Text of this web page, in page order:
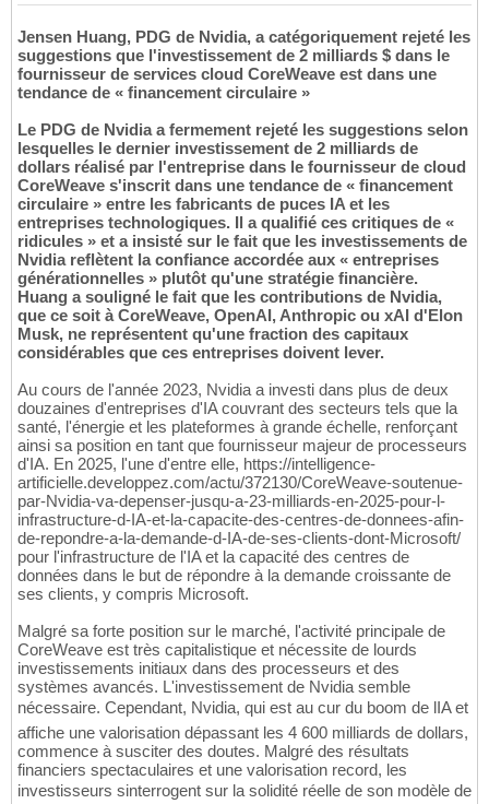
Jensen Huang, PDG de Nvidia, a catégoriquement rejeté les
suggestions que l'investissement de 2 milliards $ dans le
fournisseur de services cloud CoreWeave est dans une
tendance de « financement circulaire »
Le PDG de Nvidia a fermement rejeté les suggestions selon
lesquelles le dernier investissement de 2 milliards de
dollars réalisé par l'entreprise dans le fournisseur de cloud
CoreWeave s'inscrit dans une tendance de « financement
circulaire » entre les fabricants de puces IA et les
entreprises technologiques. Il a qualifié ces critiques de «
ridicules » et a insisté sur le fait que les investissements de
Nvidia reflètent la confiance accordée aux « entreprises
générationnelles » plutôt qu'une stratégie financière.
Huang a souligné le fait que les contributions de Nvidia,
que ce soit à CoreWeave, OpenAI, Anthropic ou xAI d'Elon
Musk, ne représentent qu'une fraction des capitaux
considérables que ces entreprises doivent lever.
Au cours de l'année 2023, Nvidia a investi dans plus de deux
douzaines d'entreprises d'IA couvrant des secteurs tels que la
santé, l'énergie et les plateformes à grande échelle, renforçant
ainsi sa position en tant que fournisseur majeur de processeurs
d'IA. En 2025, l'une d'entre elle, https://intelligence-
artificielle.developpez.com/actu/372130/CoreWeave-soutenue-
par-Nvidia-va-depenser-jusqu-a-23-milliards-en-2025-pour-l-
infrastructure-d-IA-et-la-capacite-des-centres-de-donnees-afin-
de-repondre-a-la-demande-d-IA-de-ses-clients-dont-Microsoft/
pour l'infrastructure de l'IA et la capacité des centres de
données dans le but de répondre à la demande croissante de
ses clients, y compris Microsoft.
Malgré sa forte position sur le marché, l'activité principale de
CoreWeave est très capitalistique et nécessite de lourds
investissements initiaux dans des processeurs et des
systèmes avancés. L'investissement de Nvidia semble
nécessaire. Cependant, Nvidia, qui est au cur du boom de lIA et
affiche une valorisation dépassant les 4 600 milliards de dollars,
commence à susciter des doutes. Malgré des résultats
financiers spectaculaires et une valorisation record, les
investisseurs sinterrogent sur la solidité réelle de son modèle de